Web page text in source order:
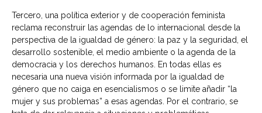
Tercero, una política exterior y de cooperación feminista
reclama reconstruir las agendas de lo internacional desde la
perspectiva de la igualdad de género: la paz y la seguridad, el
desarrollo sostenible, el medio ambiente o la agenda de la
democracia y los derechos humanos. En todas ellas es
necesaria una nueva visión informada por la igualdad de
género que no caiga en esencialismos o se limite añadir “la
mujer y sus problemas” a esas agendas. Por el contrario, se